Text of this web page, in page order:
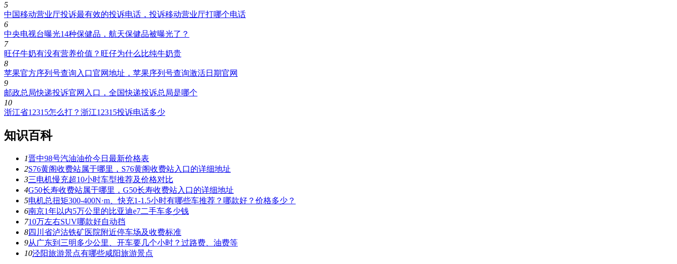
5
中国移动营业厅投诉最有效的投诉电话，投诉移动营业厅打哪个电话
6
中央电视台曝光14种保健品，航天保健品被曝光了？
7
旺仔牛奶有没有营养价值？旺仔为什么比纯牛奶贵
8
苹果官方序列号查询入口官网地址，苹果序列号查询激活日期官网
9
邮政总局快递投诉官网入口，全国快递投诉总局是哪个
10
浙江省12315怎么打？浙江12315投诉电话多少
知识百科
1晋中98号汽油油价今日最新价格表
2S76黄阁收费站属于哪里，S76黄阁收费站入口的详细地址
3三电机慢充超10小时车型推荐及价格对比
4G50长寿收费站属于哪里，G50长寿收费站入口的详细地址
5电机总扭矩300-400N·m、快充1-1.5小时有哪些车推荐？哪款好？价格多少？
6南京1年以内5万公里的比亚迪e7二手车多少钱
710万左右SUV哪款好自动挡
8四川省泸沽铁矿医院附近停车场及收费标准
9从广东到三明多少公里、开车要几个小时？过路费、油费等
10泾阳旅游景点有哪些咸阳旅游景点